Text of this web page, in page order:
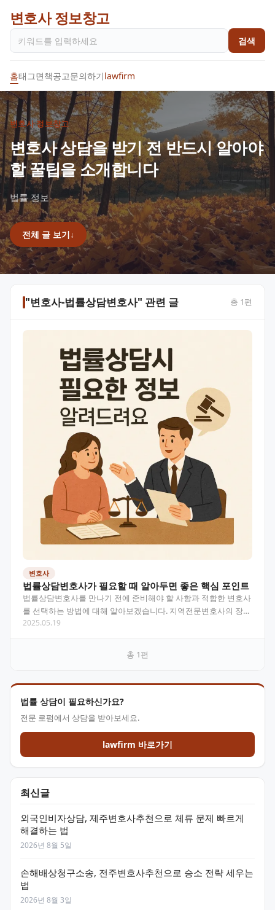
변호사 정보창고
검색
홈태그면책공고문의하기lawfirm
변호사 정보창고
변호사 상담을 받기 전 반드시 알아야
할 꿀팁을 소개합니다
법률 정보
전체 글 보기↓
"변호사-법률상담변호사" 관련 글 총 1편
변호사
법률상담변호사가 필요할 때 알아두면 좋은 핵심 포인트
법률상담변호사를 만나기 전에 준비해야 할 사항과 적합한 변호사
를 선택하는 방법에 대해 알아보겠습니다. 지역전문변호사의 장점
부터 효과적인 상담 방법까지, 법률 문제 해결을 위한 실질…
2025.05.19
총 1편
법률 상담이 필요하신가요?
전문 로펌에서 상담을 받아보세요.
lawfirm 바로가기
최신글
외국인비자상담, 제주변호사추천으로 체류 문제 빠르게
해결하는 법
2026년 8월 5일
손해배상청구소송, 전주변호사추천으로 승소 전략 세우는
법
2026년 8월 3일